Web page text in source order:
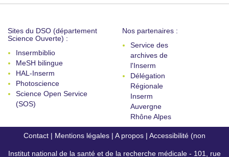
Sites du DSO (département
Science Ouverte) :
Insermbiblio
MeSH bilingue
HAL-Inserm
Photoscience
Science Open Service
(SOS)
Nos partenaires :
Service des
archives de
l'Inserm
Délégation
Régionale
Inserm
Auvergne
Rhône Alpes
Contact | Mentions légales | A propos | Accessibilité (non
conforme)
Institut national de la santé et de la recherche médicale - 101, rue